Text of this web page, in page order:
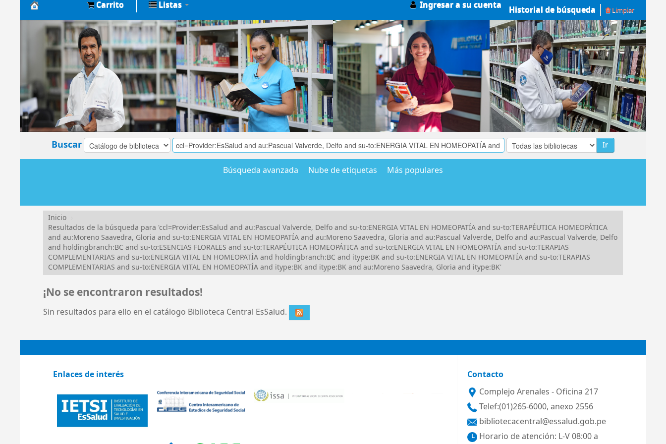
Biblioteca
Central
EsSalud
Carrito Listas Ingresar a su cuenta Historial de búsqueda Limpiar
Buscar Ir
Búsqueda avanzada Nube de etiquetas Más populares
Inicio
Resultados de la búsqueda para 'ccl=Provider:EsSalud and au:Pascual Valverde, Delfo and su-to:ENERGIA VITAL EN HOMEOPATÍA and su-to:TERAPÉUTICA HOMEOPÁTICA
and au:Moreno Saavedra, Gloria and su-to:ENERGIA VITAL EN HOMEOPATÍA and au:Moreno Saavedra, Gloria and au:Pascual Valverde, Delfo and au:Pascual Valverde, Delfo
and holdingbranch:BC and su-to:ESENCIAS FLORALES and su-to:TERAPÉUTICA HOMEOPÁTICA and su-to:ENERGIA VITAL EN HOMEOPATÍA and su-to:TERAPIAS
COMPLEMENTARIAS and su-to:ENERGIA VITAL EN HOMEOPATÍA and holdingbranch:BC and itype:BK and su-to:ENERGIA VITAL EN HOMEOPATÍA and su-to:TERAPIAS
COMPLEMENTARIAS and su-to:ENERGIA VITAL EN HOMEOPATÍA and itype:BK and itype:BK and au:Moreno Saavedra, Gloria and itype:BK'
¡No se encontraron resultados!
Sin resultados para ello en el catálogo Biblioteca Central EsSalud.
Enlaces de interés
Contacto
Complejo Arenales - Oficina 217
Telef:(01)265-6000, anexo 2556
bibliotecacentral@essalud.gob.pe
Horario de atención: L-V 08:00 a